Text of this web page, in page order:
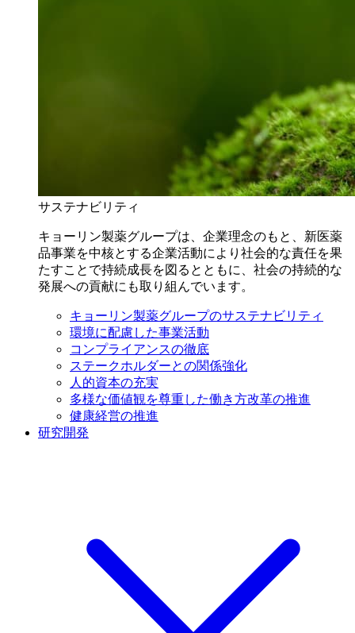
サステナビリティ
キョーリン製薬グループは、企業理念のもと、新医薬
品事業を中核とする企業活動により社会的な責任を果
たすことで持続成長を図るとともに、社会の持続的な
発展への貢献にも取り組んでいます。
キョーリン製薬グループのサステナビリティ
環境に配慮した事業活動
コンプライアンスの徹底
ステークホルダーとの関係強化
人的資本の充実
多様な価値観を尊重した働き方改革の推進
健康経営の推進
研究開発